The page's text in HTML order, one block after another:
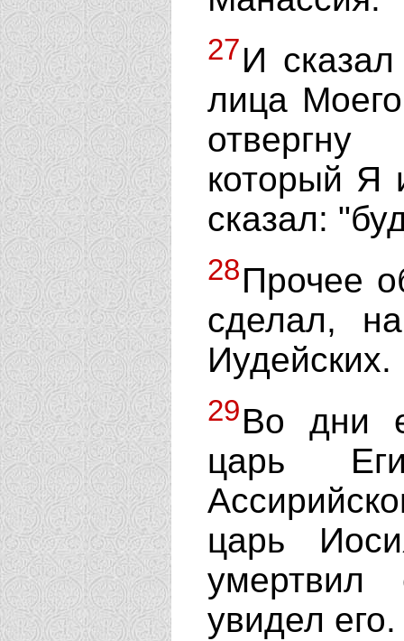
27И
лица
который Я
сказал:
28Прочее
сделал,
Иудейских.
29Во дни
царь
царь
умертвил
увидел его.